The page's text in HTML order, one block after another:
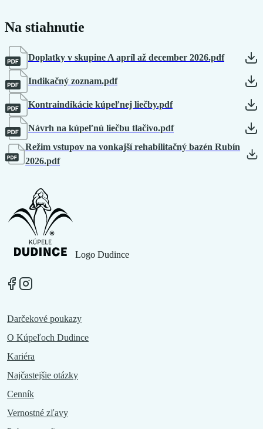
Na stiahnutie
Doplatky v skupine A apríl až december 2026.pdf
Indikačný zoznam.pdf
Kontraindikácie kúpeľnej liečby.pdf
Návrh na kúpeľnú liečbu tlačivo.pdf
Režim vstupov na vonkajší rehabilitačný bazén Rubín
2026.pdf
Logo Dudince
Darčekové poukazy
O Kúpeľoch Dudince
Kariéra
Najčastejšie otázky
Cenník
Vernostné zľavy